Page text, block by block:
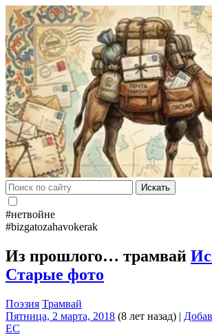
Искать
#нетвойне
#bizgatozahavokerak
Из прошлого… трамвай
Старые фото
Поэзия Трамвай
Пятница, 2 марта, 2018 (8 лет назад) |
EC